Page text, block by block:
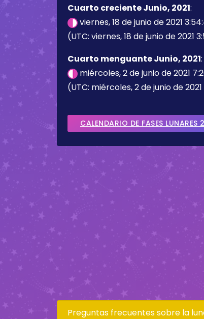
Cuarto creciente Junio, 2021:
viernes, 18 de junio de 2021
(UTC: viernes, 18 de junio de 2021
Cuarto menguante Junio, 2021:
miércoles, 2 de junio de 2021
(UTC: miércoles, 2 de junio de
CALENDARIO DE FASES LUNARES
Preguntas frecuentes sobre la